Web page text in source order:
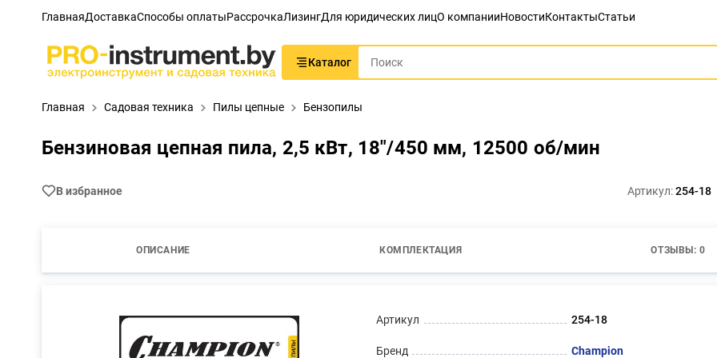
ГлавнаяДоставкаСпособы оплатыРассрочкаЛизингДля юридических лицО компанииНовостиКонтактыСтатьи
Каталог
Главная Садовая техника Пилы цепные Бензопилы
Бензиновая цепная пила, 2,5 кВт, 18"/450 мм, 12500 об/мин
Артикул 254-18
Бренд Champion
В избранное Артикул:254-18
ОПИСАНИЕ КОМПЛЕКТАЦИЯ ОТЗЫВЫ: 0